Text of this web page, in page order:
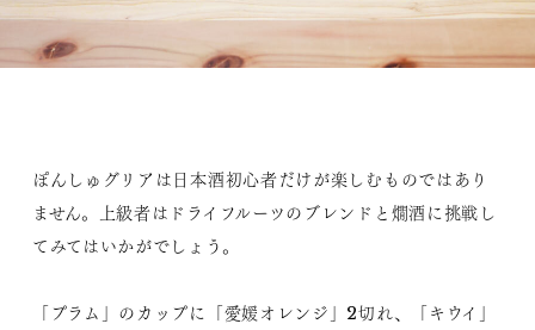
ぽんしゅグリアは日本酒初心者だけが楽しむものではあり
ません。上級者はドライフルーツのブレンドと燗酒に挑戦し
てみてはいかがでしょう。
「プラム」のカップに「愛媛オレンジ」2切れ、「キウイ」